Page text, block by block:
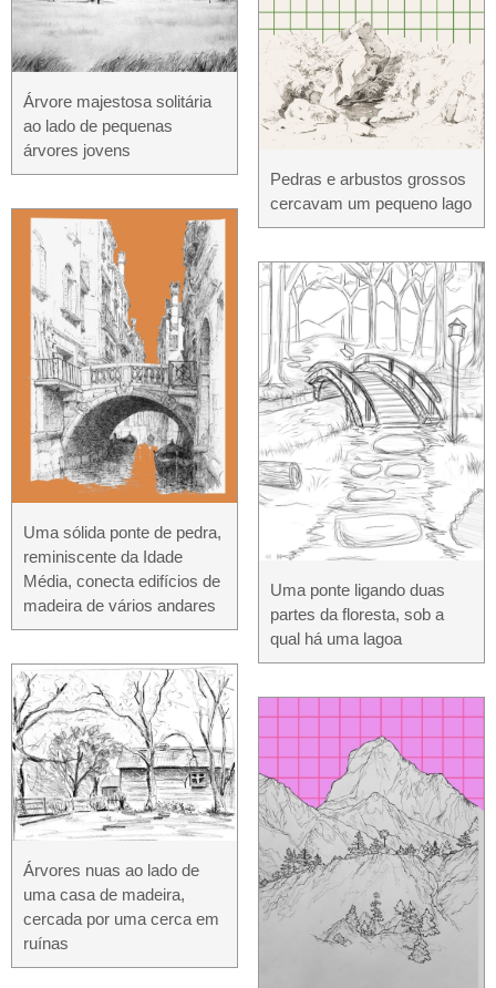
Árvore majestosa solitária
ao lado de pequenas
árvores jovens
Uma sólida ponte de pedra,
reminiscente da Idade
Média, conecta edifícios de
madeira de vários andares
Árvores nuas ao lado de
uma casa de madeira,
cercada por uma cerca em
ruínas
Pedras e arbustos grossos
cercavam um pequeno lago
Uma ponte ligando duas
partes da floresta, sob a
qual há uma lagoa